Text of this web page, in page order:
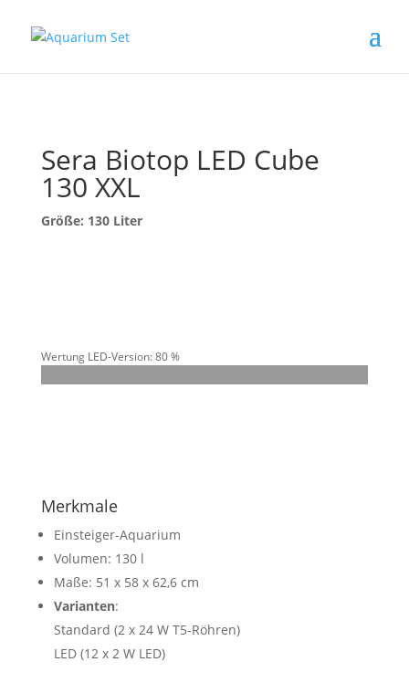
Sera Biotop LED Cube
130 XXL
Größe: 130 Liter
Wertung LED-Version: 80 %
Merkmale
Einsteiger-Aquarium
Volumen: 130 l
Maße: 51 x 58 x 62,6 cm
Varianten:
Standard (2 x 24 W T5-Röhren)
LED (12 x 2 W LED)